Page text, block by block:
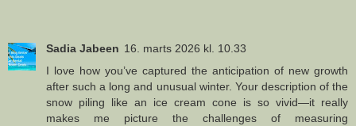
Sadia Jabeen 16. marts 2026 kl. 10.33
I love how you’ve captured the anticipation of new growth
after such a long and unusual winter. Your description of the
snow piling like an ice cream cone is so vivid—it really
makes me picture the challenges of measuring